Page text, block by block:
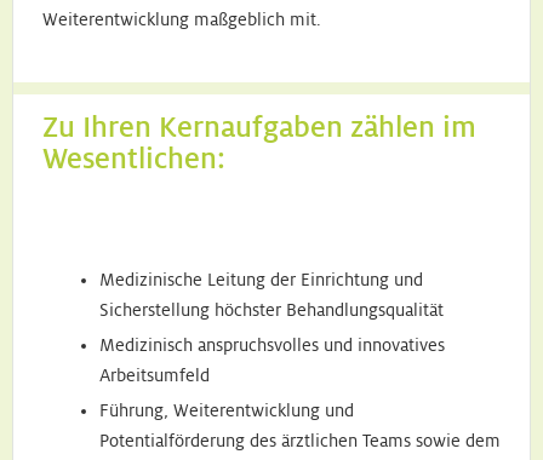
Weiterentwicklung maßgeblich mit.
Zu Ihren Kernaufgaben zählen im
Wesentlichen:
Medizinische Leitung der Einrichtung und
Sicherstellung höchster Behandlungsqualität
Medizinisch anspruchsvolles und innovatives
Arbeitsumfeld
Führung, Weiterentwicklung und
Potentialförderung des ärztlichen Teams sowie dem